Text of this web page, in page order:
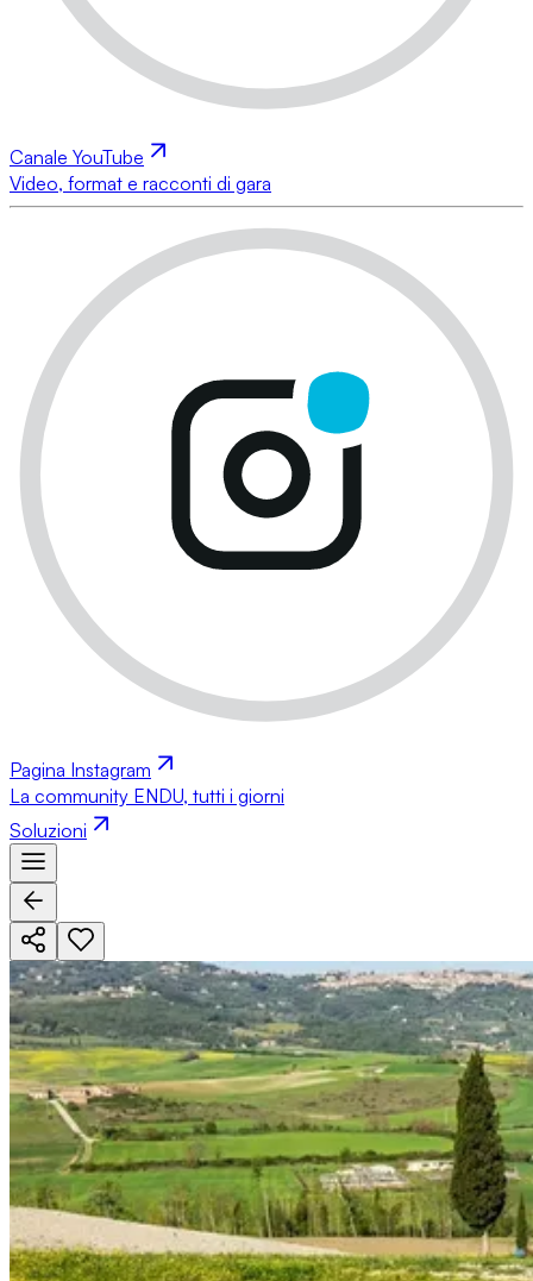
Canale YouTube
Video, format e racconti di gara
Pagina Instagram
La community ENDU, tutti i giorni
Soluzioni